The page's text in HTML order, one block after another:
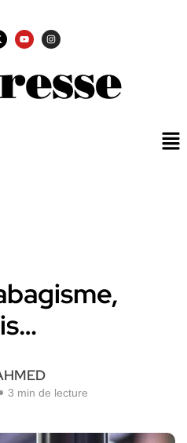
3 min de lecture